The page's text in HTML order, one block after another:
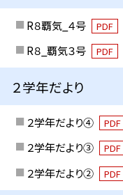
R８覇気_４号 PDF
R８_覇気３号
PDF
２学年だより
２学年だより④ PDF
２学年だより③
PDF
２学年だより②
PDF